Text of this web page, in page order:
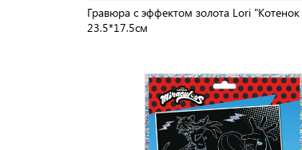
Гравюра с эффектом золота Lori
23,5*17,5см
Доставка от 2 до 3 дней